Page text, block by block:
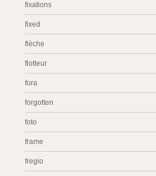
fixations
fixed
flèche
flotteur
fora
forgotten
foto
frame
fregio